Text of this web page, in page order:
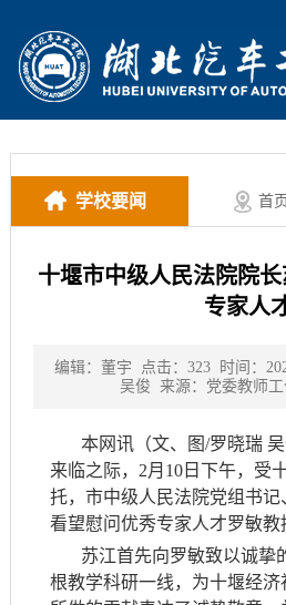
学校要闻 首页
十堰市中级人民法院院
专家人
编辑：董宇 点击：323 时间：
吴俊 来源：党委教师
本网讯（文、图/罗晓瑞
来临之际，2月10日下午，受
托，市中级人民法院党组书
看望慰问优秀专家人才罗敏教
苏江首先向罗敏致以诚挚
根教学科研一线，为十堰经